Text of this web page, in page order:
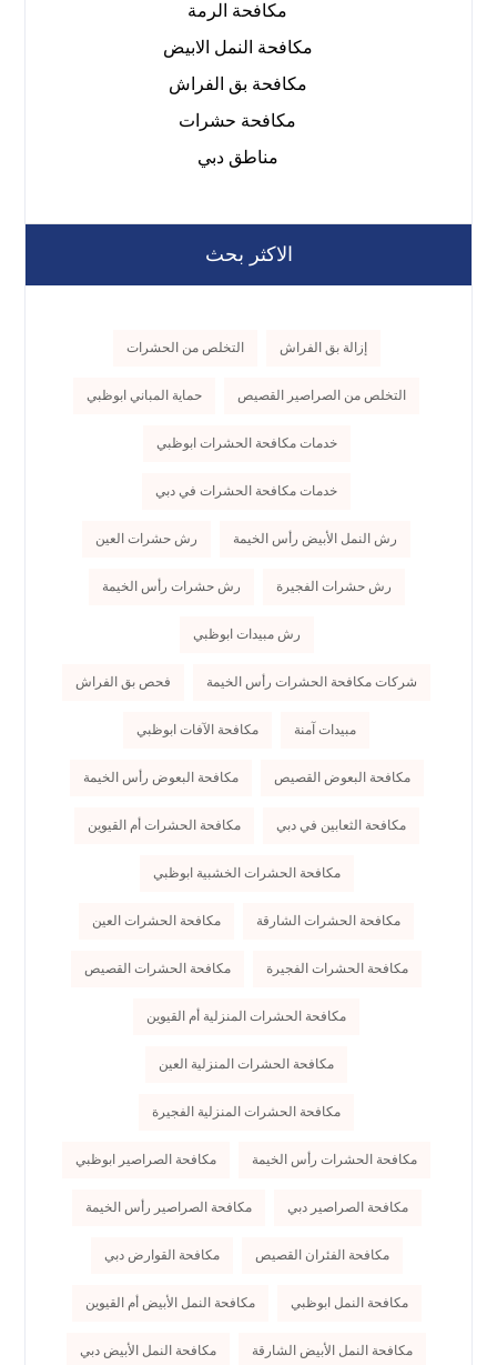
مكافحة الرمة
مكافحة النمل الابيض
مكافحة بق الفراش
مكافحة حشرات
مناطق دبي
الاكثر بحث
إزالة بق الفراش التخلص من الحشرات
التخلص من الصراصير القصيص حماية المباني ابوظبي
خدمات مكافحة الحشرات ابوظبي
خدمات مكافحة الحشرات في دبي
رش النمل الأبيض رأس الخيمة رش حشرات العين
رش حشرات الفجيرة رش حشرات رأس الخيمة
رش مبيدات ابوظبي
شركات مكافحة الحشرات رأس الخيمة فحص بق الفراش
مبيدات آمنة مكافحة الآفات ابوظبي
مكافحة البعوض القصيص مكافحة البعوض رأس الخيمة
مكافحة الثعابين في دبي مكافحة الحشرات أم القيوين
مكافحة الحشرات الخشبية ابوظبي
مكافحة الحشرات الشارقة مكافحة الحشرات العين
مكافحة الحشرات الفجيرة مكافحة الحشرات القصيص
مكافحة الحشرات المنزلية أم القيوين
مكافحة الحشرات المنزلية العين
مكافحة الحشرات المنزلية الفجيرة
مكافحة الحشرات رأس الخيمة مكافحة الصراصير ابوظبي
مكافحة الصراصير دبي مكافحة الصراصير رأس الخيمة
مكافحة الفئران القصيص مكافحة القوارض دبي
مكافحة النمل ابوظبي مكافحة النمل الأبيض أم القيوين
مكافحة النمل الأبيض الشارقة مكافحة النمل الأبيض دبي